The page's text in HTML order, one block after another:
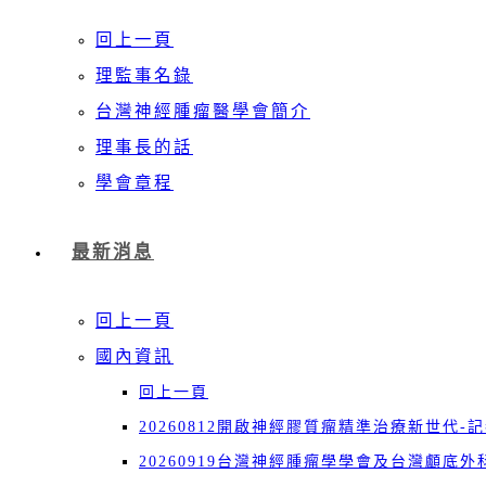
回上一頁
理監事名錄
台灣神經腫瘤醫學會簡介
理事長的話
學會章程
最新消息
回上一頁
國內資訊
回上一頁
20260812開啟神經膠質瘤精準治療新世代-記
20260919台灣神經腫瘤學學會及台灣顱底外